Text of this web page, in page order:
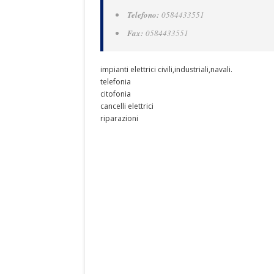
Telefono: 0584433551
Fax: 0584433551
impianti elettrici civili,industriali,navali.
telefonia
citofonia
cancelli elettrici
riparazioni